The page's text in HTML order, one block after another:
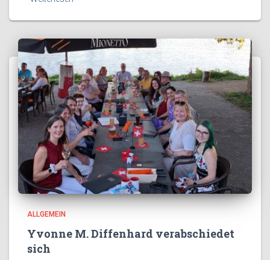
ALLGEMEIN
Yvonne M. Diffenhard verabschiedet
sich